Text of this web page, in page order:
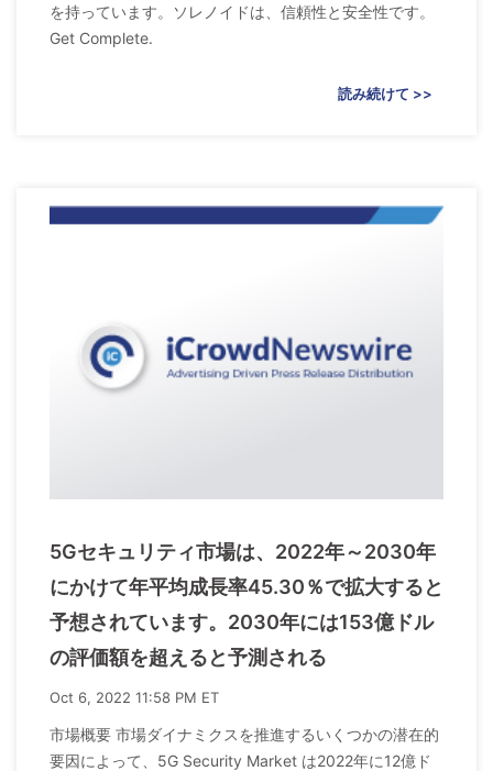
を持っています。ソレノイドは、信頼性と安全性です。
Get Complete.
読み続けて >>
5Gセキュリティ市場は、2022年～2030年
にかけて年平均成長率45.30％で拡大すると
予想されています。2030年には153億ドル
の評価額を超えると予測される
Oct 6, 2022 11:58 PM ET
市場概要 市場ダイナミクスを推進するいくつかの潜在的
要因によって、5G Security Market は2022年に12億ド